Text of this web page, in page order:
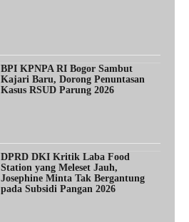
BPI KPNPA RI Bogor Sambut
Kajari Baru, Dorong Penuntasan
Kasus RSUD Parung 2026
DPRD DKI Kritik Laba Food
Station yang Meleset Jauh,
Josephine Minta Tak Bergantung
pada Subsidi Pangan 2026